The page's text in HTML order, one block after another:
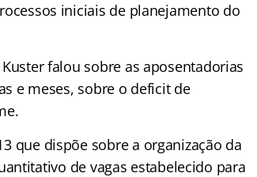
iniciais de planejamento do
falou sobre as aposentadorias
e meses, sobre o deficit de
que dispõe sobre a organização da
de vagas estabelecido para